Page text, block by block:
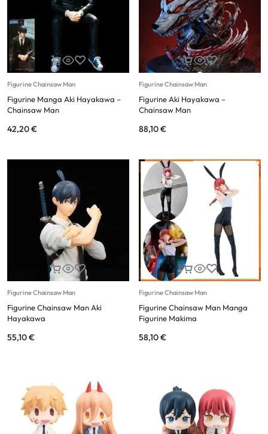
Figurine Chainsaw Man
Figurine Manga Aki Hayakawa –
Chainsaw Man
42,20€
Figurine Chainsaw Man
Figurine Aki Hayakawa –
Chainsaw Man
88,10€
Figurine Chainsaw Man
Figurine Chainsaw Man Aki
Hayakawa
55,10€
Figurine Chainsaw Man
Figurine Chainsaw Man Manga
Figurine Makima
58,10€